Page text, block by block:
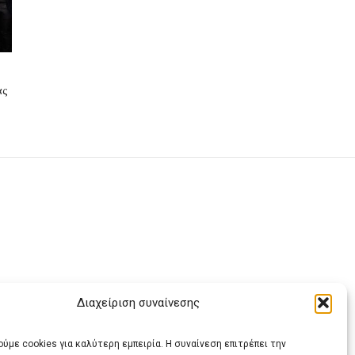
Διαχείριση συναίνεσης
cookies για καλύτερη εμπειρία. Η συναίνεση επιτρέπει την